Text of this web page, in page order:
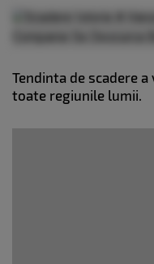
Tendinta de scadere
toate regiunile lumii.